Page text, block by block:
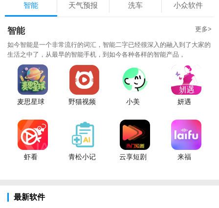
智能 天气预报 洗车 小众软件
智能 更多>
如今智能是一个非常流行的词汇，智能二字已经很深入的融入到了大家的
生活之中了，从最早的智能手机，到如今各种各样的智能产品，
麦思星球 野猫视频 小美 妍遇
虾看 青松小记 云享短剧 来福
最新软件